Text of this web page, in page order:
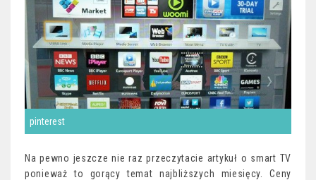
pinterest
Na pewno jeszcze nie raz przeczytacie artykuł o smart TV
ponieważ to gorący temat najbliższych miesięcy. Ceny